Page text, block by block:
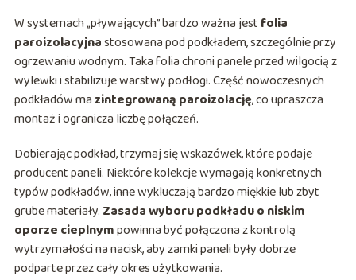
W systemach „pływających” bardzo ważna jest folia
paroizolacyjnastosowana pod podkładem, szczególnie przy
ogrzewaniu wodnym. Taka folia chroni panele przed wilgocią z
wylewki i stabilizuje warstwy podłogi. Część nowoczesnych
podkładów ma zintegrowaną paroizolację, co upraszcza
montaż i ogranicza liczbę połączeń.
Dobierając podkład, trzymaj się wskazówek, które podaje
producent paneli. Niektóre kolekcje wymagają konkretnych
typów podkładów, inne wykluczają bardzo miękkie lub zbyt
grube materiały. Zasada wyboru podkładu o niskim
oporze cieplnympowinna być połączona z kontrolą
wytrzymałości na nacisk, aby zamki paneli były dobrze
podparte przez cały okres użytkowania.